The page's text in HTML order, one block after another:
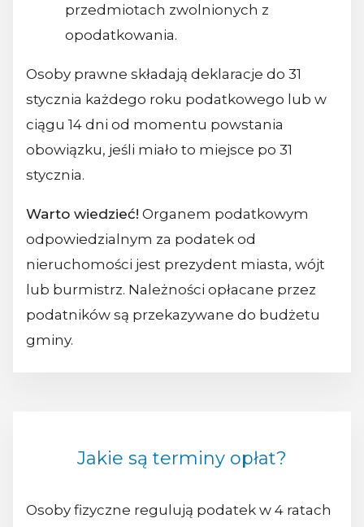
przedmiotach zwolnionych z
opodatkowania.
Osoby prawne składają deklaracje do 31
stycznia każdego roku podatkowego lub w
ciągu 14 dni od momentu powstania
obowiązku, jeśli miało to miejsce po 31
stycznia.
Warto wiedzieć! Organem podatkowym
odpowiedzialnym za podatek od
nieruchomości jest prezydent miasta, wójt
lub burmistrz. Należności opłacane przez
podatników są przekazywane do budżetu
gminy.
Jakie są terminy opłat?
Osoby fizyczne regulują podatek w 4 ratach